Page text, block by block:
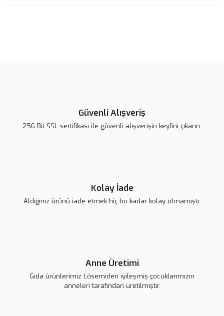
139,00 TL
139,00 TL
139,00 TL
Güvenli Alışveriş
256 Bit SSL sertifikası ile güvenli alışverişin keyfini çıkarın.
Kolay İade
Aldığınız ürünü iade etmek hiç bu kadar kolay olmamıştı.
Anne Üretimi
Gıda ürünlerimiz Lösemiden iyileşmiş çocuklarımızın
anneleri tarafından üretilmiştir.